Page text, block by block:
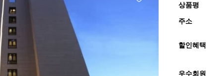
상품평
주소
할인혜택
우수회원